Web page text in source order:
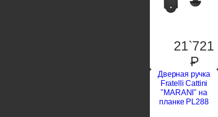
21`721
P
Дверная ручка
Fratelli Cattini
"MARANI" на
планке PL288